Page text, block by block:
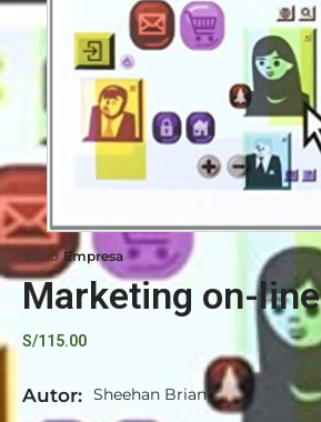
Inicio Empresa
Marketing on-line
S/115.00
Autor: Sheehan Brian